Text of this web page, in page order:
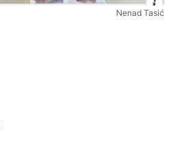
Nenad Tasić